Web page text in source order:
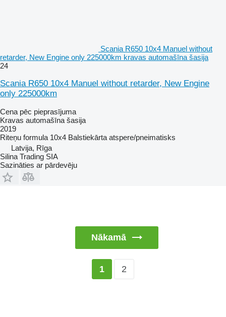
Scania R650 10x4 Manuel without
retarder, New Engine only 225000km kravas automašīna šasija
24
Scania R650 10x4 Manuel without retarder, New Engine
only 225000km
Cena pēc pieprasījuma
Kravas automašīna šasija
2019
Riteņu formula 10x4 Balstiekārta atspere/pneimatisks
Latvija, Rīga
Silina Trading SIA
Sazināties ar pārdevēju
Nākamā
1 2